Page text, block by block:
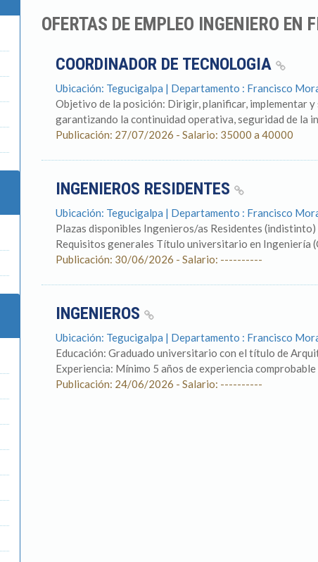
OFERTAS DE EMPLEO INGENIERO EN
COORDINADOR DE TECNOLOGIA
Ubicación: Tegucigalpa | Departamento : Francisco
Objetivo de la posición: Dirigir, planificar, implementar
garantizando la continuidad operativa, seguridad de la
Publicación: 27/07/2026 - Salario: 35000 a 40000
INGENIEROS RESIDENTES
Ubicación: Tegucigalpa | Departamento : Francisco
Plazas disponibles Ingenieros/as Residentes
Requisitos generales Título universitario en Ingeniería
Publicación: 30/06/2026 - Salario: ----------
INGENIEROS
Ubicación: Tegucigalpa | Departamento : Francisco
Educación: Graduado universitario con el título de
Experiencia: Mínimo 5 años de experiencia
Publicación: 24/06/2026 - Salario: ----------